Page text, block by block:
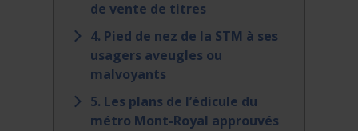
de vente de titres
4. Pied de nez de la STM à ses
usagers aveugles ou
malvoyants
5. Les plans de l’édicule du
métro Mont-Royal approuvés